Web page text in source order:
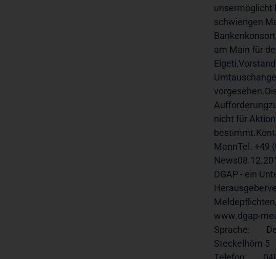
unsermöglicht
schwierigen
am Main für
nicht für
MannTel. +49
DGAP - ein
www.dgap-
Sprache:
Steckelhörn 5